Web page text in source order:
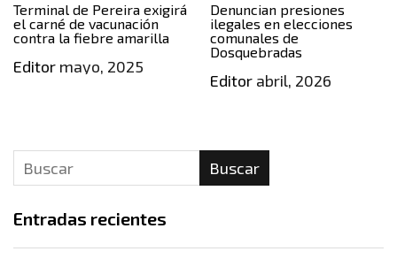
Terminal de Pereira exigirá
el carné de vacunación
contra la fiebre amarilla
Editor mayo, 2025
Denuncian presiones
ilegales en elecciones
comunales de
Dosquebradas
Editorabril, 2026
Buscar
Entradas recientes